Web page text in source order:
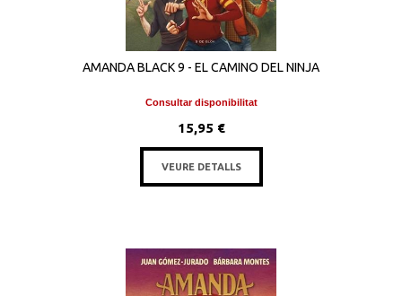
AMANDA BLACK 9 - EL CAMINO DEL NINJA
Consultar disponibilitat
15,95 €
VEURE DETALLS